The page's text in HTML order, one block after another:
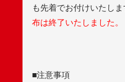
も先着でお付けいたしま
布は終了いたしました。
■注意事項